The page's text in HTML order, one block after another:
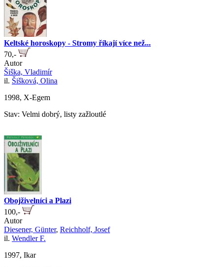
Keltské horoskopy - Stromy říkají více než...
70,-
Autor
Šiška, Vladimír
il. Šišková, Olina
1998, X-Egem
Stav: Velmi dobrý, listy zažloutlé
Obojživelníci a Plazi
100,-
Autor
Diesener, Günter, Reichholf, Josef
il. Wendler F.
1997, Ikar